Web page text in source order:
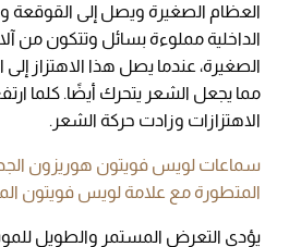
العظام الصغيرة ويصل إلى القوقعة
الداخلية مملوءة بسائل وتتكون من
الصغيرة، عندما يصل هذا الاهتزاز إلى
مما يجعل الشعر يتحرك أيضًا. كلما
الاهتزازات وزادت حركة الشعر.
سماعات لويس فويتون هوريزون
المتطورة مع علامة لويس فويتون
يؤدي التعرض المستمر والطويل